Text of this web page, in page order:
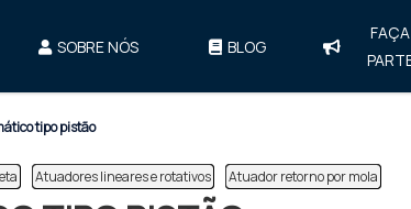
SOBRE NÓS BLOG
FAÇA
tipo pistão
Atuadores lineares e rotativos Atuador retorno por mola